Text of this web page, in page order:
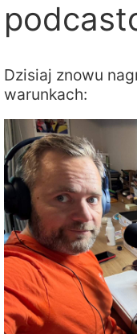
Dzisiaj znowu
warunkach: